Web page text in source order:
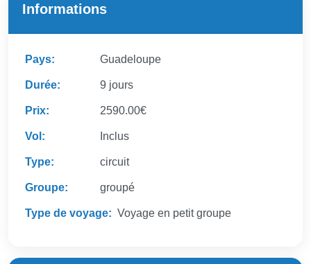
Informations
Pays: Guadeloupe
Durée: 9 jours
Prix: 2590.00€
Vol: Inclus
Type: circuit
Groupe: groupé
Type de voyage: Voyage en petit groupe